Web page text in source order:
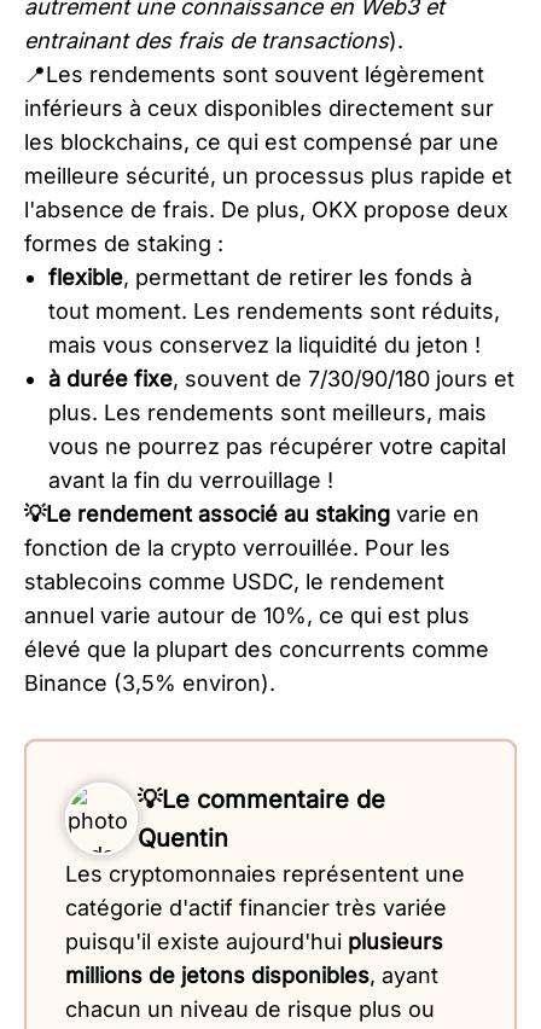
autrement une connaissance en Web3 et
entrainant des frais de transactions).
​📍Les rendements sont souvent légèrement
inférieurs à ceux disponibles directement sur
les blockchains, ce qui est compensé par une
meilleure sécurité, un processus plus rapide et
l'absence de frais. De plus, OKX propose deux
formes de staking :
flexible, permettant de retirer les fonds à
tout moment. Les rendements sont réduits,
mais vous conservez la liquidité du jeton !
à durée fixe, souvent de 7/30/90/180 jours et
plus. Les rendements sont meilleurs, mais
vous ne pourrez pas récupérer votre capital
avant la fin du verrouillage !
💡Le rendement associé au staking varie en
fonction de la crypto verrouillée. Pour les
stablecoins comme USDC, le rendement
annuel varie autour de 10%, ce qui est plus
élevé que la plupart des concurrents comme
Binance (3,5% environ).
💡Le commentaire de
Quentin
Les cryptomonnaies représentent une
catégorie d'actif financier très variée
puisqu'il existe aujourd'hui plusieurs
millions de jetons disponibles, ayant
chacun un niveau de risque plus ou